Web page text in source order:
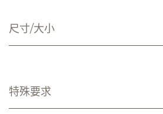
尺寸/大小
特殊要求